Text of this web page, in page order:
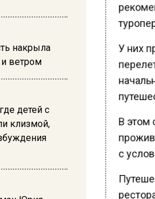
накрыла
ветром
детей с
клизмой,
У них
В этом
с